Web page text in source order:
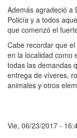
Además agradeció a
Policía y a todos
que comenzó el
Cabe recordar que
en la localidad como
todas las demandas
entrega de víveres,
animales y otros
Vie, 06/23/2017 -